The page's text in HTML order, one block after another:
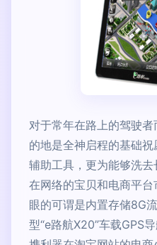
对于常年在路上的驾驶
的地是全神启程的基础
辅助工具，更为能够洗
在网络的宝贝和电商平
眼的可谓是内置存储8G
型“e路航X20”车载GPS